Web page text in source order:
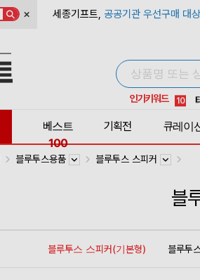
× 세종기프트, 공공기관 우선구매 대
인기키워드
6
9
10
1
베스트
100
기획전 큐레이
블루투스용품 블루투스 스피커
블
블루투스 스피커(기본형) 블루투